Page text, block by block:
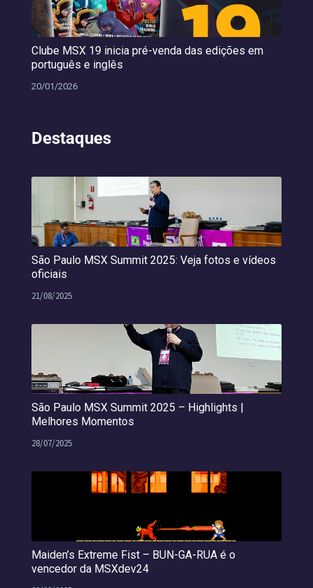
Clube MSX 19 inicia pré-venda das edições em
português e inglês
20/01/2026
Destaques
São Paulo MSX Summit 2025: Veja fotos e vídeos
oficiais
21/08/2025
São Paulo MSX Summit 2025 – Highlights |
Melhores Momentos
28/07/2025
Maiden’s Extreme Fist – BUN-GA-RUA é o
vencedor da MSXdev24